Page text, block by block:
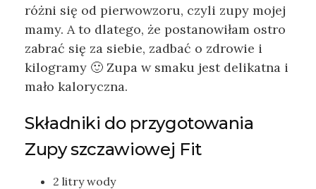
różni się od pierwowzoru, czyli zupy mojej
mamy. A to dlatego, że postanowiłam ostro
zabrać się za siebie, zadbać o zdrowie i
kilogramy 🙂 Zupa w smaku jest delikatna i
mało kaloryczna.
Składniki do przygotowania
Zupy szczawiowej Fit
2 litry wody